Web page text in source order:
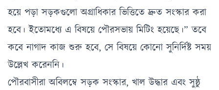
হয়ে পড়া সড়কগুলো অগ্রাধিকার ভিত্তিতে দ্রুত সংস্কার করা
হবে। ইতোমধ্যে এ বিষয়ে পৌরসভায় মিটিং হয়েছে।” তবে
কবে নাগাদ কাজ শুরু হবে, সে বিষয়ে কোনো সুনির্দিষ্ট সময়
উল্লেখ করেননি।
পৌরবাসীরা অবিলম্বে সড়ক সংস্কার, খাল উদ্ধার এবং সুষ্ঠু